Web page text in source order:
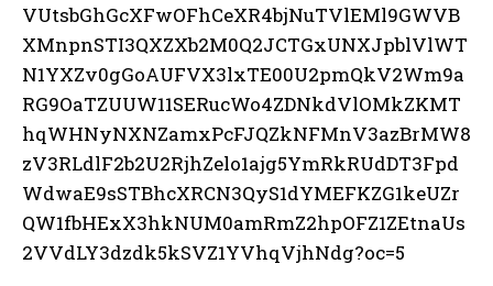
VUtsbGhGcXFwOFhCeXR4bjNuTVlEMl9GWVB
XMnpnSTI3QXZXb2M0Q2JCTGxUNXJpblVlWT
N1YXZv0gGoAUFVX3lxTE00U2pmQkV2Wm9a
RG9OaTZUUW11SERucWo4ZDNkdVlOMkZKMT
hqWHNyNXNZamxPcFJQZkNFMnV3azBrMW8
zV3RLdlF2b2U2RjhZelo1ajg5YmRkRUdDT3Fpd
WdwaE9sSTBhcXRCN3QyS1dYMEFKZG1keUZr
QW1fbHExX3hkNUM0amRmZ2hpOFZ1ZEtnaUs
2VVdLY3dzdk5kSVZ1YVhqVjhNdg?oc=5